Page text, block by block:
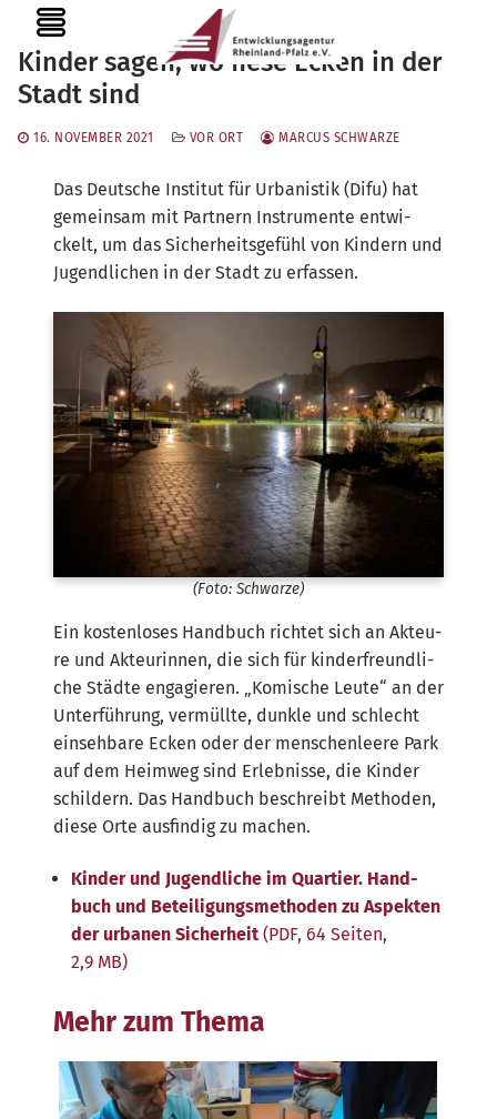
Inhalt
springen
Kinder sagen, wo fiese Ecken in der
Stadt sind
16. NOVEMBER 2021 VOR ORT MARCUS SCHWARZE
Das Deut­sche Insti­tut für Urba­nis­tik (Difu) hat
gemein­sam mit Part­nern Instru­men­te ent­wi­
ckelt, um das Sicher­heits­ge­fühl von Kin­dern und
Jugend­li­chen in der Stadt zu erfassen.
(Foto: Schwar­ze)
Ein kos­ten­lo­ses Hand­buch rich­tet sich an Akteu­
re und Akteu­rin­nen, die sich für kin­der­freund­li­
che Städ­te enga­gie­ren. „Komi­sche Leu­te“ an der
Unter­füh­rung, ver­müll­te, dunk­le und schlecht
ein­seh­ba­re Ecken oder der men­schen­lee­re Park
auf dem Heim­weg sind Erleb­nis­se, die Kin­der
schil­dern. Das Hand­buch beschreibt Metho­den,
die­se Orte aus­fin­dig zu machen.
Kin­der und Jugend­li­che im Quar­tier. Hand­
buch und Betei­li­gungs­me­tho­den zu Aspek­ten
der urba­nen Sicher­heit (PDF, 64 Sei­ten,
2,9 MB)
Mehr zum Thema